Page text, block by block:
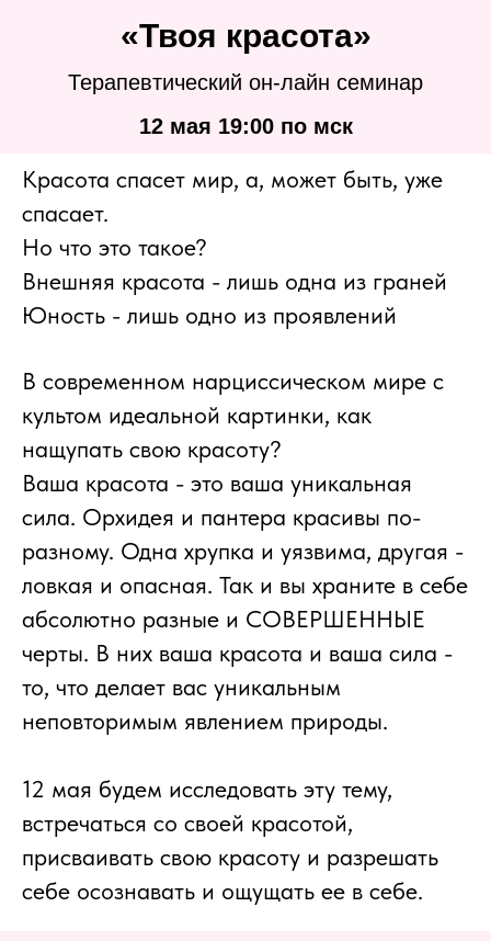
«Твоя красота»
Терапевтический он-лайн семинар
12 мая 19:00 по мск
Красота спасет мир, а, может быть, уже
спасает.
Но что это такое?
Внешняя красота - лишь одна из граней
Юность - лишь одно из проявлений
В современном нарциссическом мире с
культом идеальной картинки, как
нащупать свою красоту?
Ваша красота - это ваша уникальная
сила. Орхидея и пантера красивы по-
разному. Одна хрупка и уязвима, другая -
ловкая и опасная. Так и вы храните в себе
абсолютно разные и СОВЕРШЕННЫЕ
черты. В них ваша красота и ваша сила -
то, что делает вас уникальным
неповторимым явлением природы.
12 мая будем исследовать эту тему,
встречаться со своей красотой,
присваивать свою красоту и разрешать
себе осознавать и ощущать ее в себе.